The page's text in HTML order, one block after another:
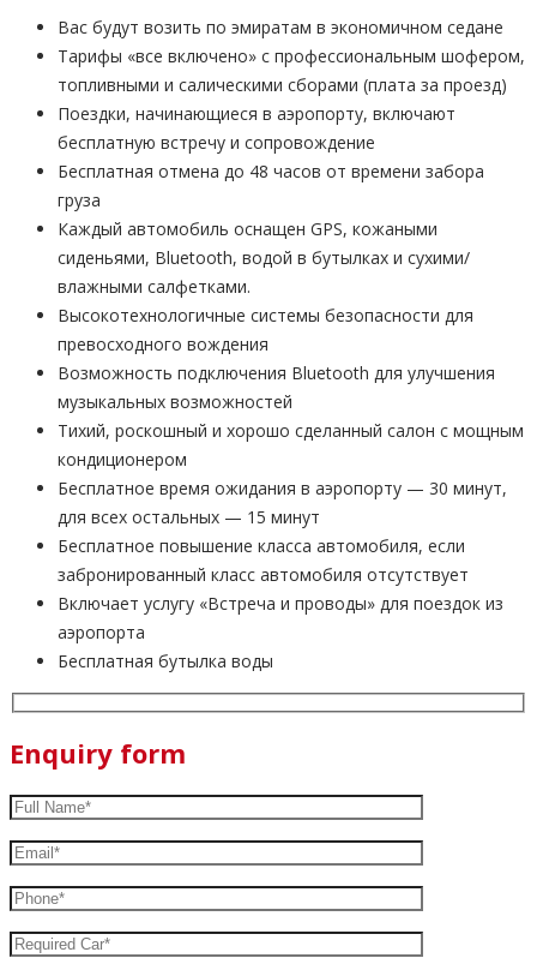
Вас будут возить по эмиратам в экономичном седане
Тарифы «все включено» с профессиональным шофером,
топливными и салическими сборами (плата за проезд)
Поездки, начинающиеся в аэропорту, включают
бесплатную встречу и сопровождение
Бесплатная отмена до 48 часов от времени забора
груза
Каждый автомобиль оснащен GPS, кожаными
сиденьями, Bluetooth, водой в бутылках и сухими/
влажными салфетками.
Высокотехнологичные системы безопасности для
превосходного вождения
Возможность подключения Bluetooth для улучшения
музыкальных возможностей
Тихий, роскошный и хорошо сделанный салон с мощным
кондиционером
Бесплатное время ожидания в аэропорту — 30 минут,
для всех остальных — 15 минут
Бесплатное повышение класса автомобиля, если
забронированный класс автомобиля отсутствует
Включает услугу «Встреча и проводы» для поездок из
аэропорта
Бесплатная бутылка воды
Enquiry form